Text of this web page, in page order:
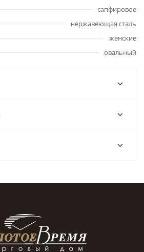
сапфировое
нержавеющая сталь
женские
овальный